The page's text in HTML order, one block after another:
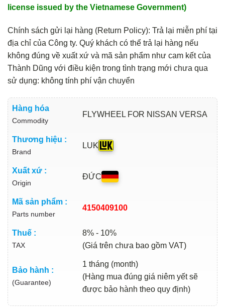
license issued by the Vietnamese Government)
Chính sách gửi lại hàng (Return Policy): Trả lại miễn phí tại
địa chỉ của Công ty. Quý khách có thể trả lại hàng nếu
không đúng về xuất xứ và mã sản phẩm như cam kết của
Thành Dũng với điều kiện trong tình trạng mới chưa qua
sử dụng: không tính phí vận chuyển
Hàng hóa
Commodity
FLYWHEEL FOR NISSAN VERSA
Thương hiệu :
Brand
LUK
Xuất xứ :
Origin
ĐỨC
Mã sản phẩm :
Parts number
4150409100
Thuế :
TAX
8% - 10%
(Giá trên chưa bao gồm VAT)
Bảo hành :
(Guarantee)
1 tháng (month)
(Hàng mua đúng giá niêm yết sẽ
được bảo hành theo quy định)